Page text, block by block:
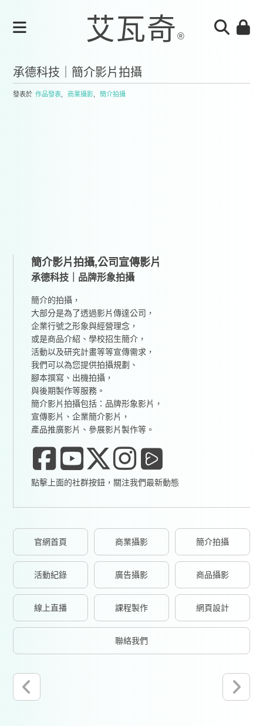
承德科技｜簡介影片拍攝
發表於 作品發表 商業攝影 簡介拍攝
簡介影片拍攝,公司宣傳影片
承德科技｜品牌形象拍攝
簡介的拍攝，
大部分是為了透過影片傳達公司，
企業行號之形象與經營理念，
或是商品介紹、學校招生簡介，
活動以及研究計畫等等宣傳需求，
我們可以為您提供拍攝規劃、
腳本撰寫、出機拍攝，
與後期製作等服務。
簡介影片拍攝包括：品牌形象影片，
宣傳影片、企業簡介影片，
產品推廣影片、參展影片製作等。
點擊上面的社群按鈕，關注我們最新動態
官網首頁 商業攝影 簡介拍攝
活動紀錄 廣告攝影 商品攝影
線上直播 課程製作 網頁設計
聯絡我們